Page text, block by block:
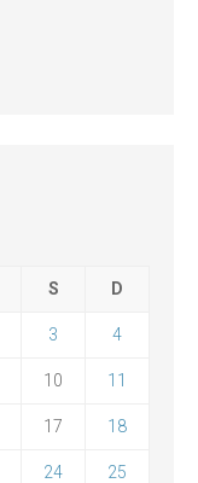
S D
3 4
10 11
17 18
24 25